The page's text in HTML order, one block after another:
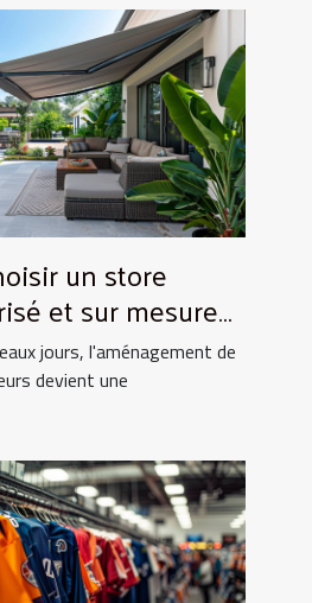
un store
et sur mesure
jours, l'aménagement de
devient une